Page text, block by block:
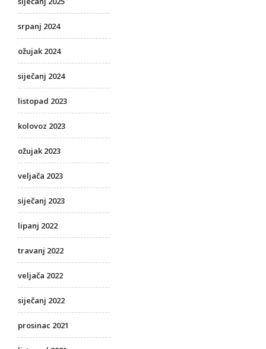
srpanj 2024
ožujak 2024
siječanj 2024
listopad 2023
kolovoz 2023
ožujak 2023
veljača 2023
siječanj 2023
lipanj 2022
travanj 2022
veljača 2022
siječanj 2022
prosinac 2021